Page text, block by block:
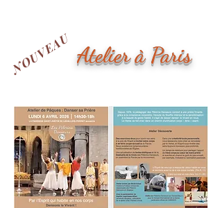
NOUVEAU Atelier à Paris